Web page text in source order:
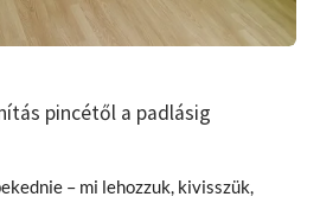
pincétől a padlásig
– mi lehozzuk, kivisszük,